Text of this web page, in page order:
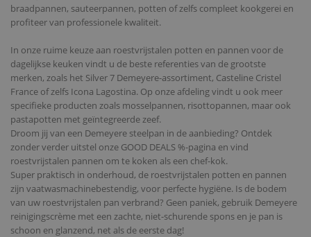
braadpannen, sauteerpannen, potten of zelfs compleet kookgerei en
profiteer van professionele kwaliteit.
In onze ruime keuze aan roestvrijstalen potten en pannen voor de
dagelijkse keuken vindt u de beste referenties van de grootste
merken, zoals het Silver 7 Demeyere-assortiment, Casteline Cristel
France of zelfs Icona Lagostina. Op onze afdeling vindt u ook meer
specifieke producten zoals mosselpannen, risottopannen, maar ook
pastapotten met geïntegreerde zeef.
Droom jij van een Demeyere steelpan in de aanbieding? Ontdek
zonder verder uitstel onze GOOD DEALS %-pagina en vind
roestvrijstalen pannen om te koken als een chef-kok.
Super praktisch in onderhoud, de roestvrijstalen potten en pannen
zijn vaatwasmachinebestendig, voor perfecte hygiëne. Is de bodem
van uw roestvrijstalen pan verbrand? Geen paniek, gebruik Demeyere
reinigingscrème met een zachte, niet-schurende spons en je pan is
schoon en glanzend, net als de eerste dag!